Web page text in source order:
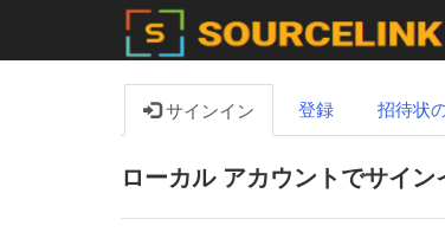
サインイン 登録 招待状
ローカル アカウントでサイン